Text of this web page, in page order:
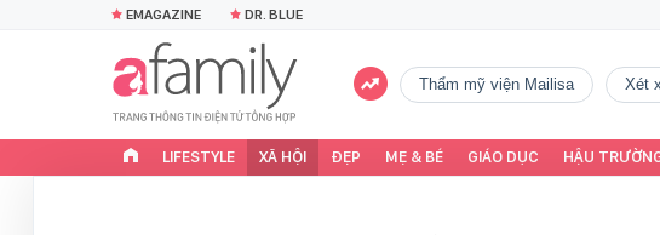
EMAGAZINE DR. BLUE
Thẩm mỹ viện Mailisa
LIFESTYLE XÃ HỘI ĐẸP MẸ & BÉ GIÁO DỤC HẬU